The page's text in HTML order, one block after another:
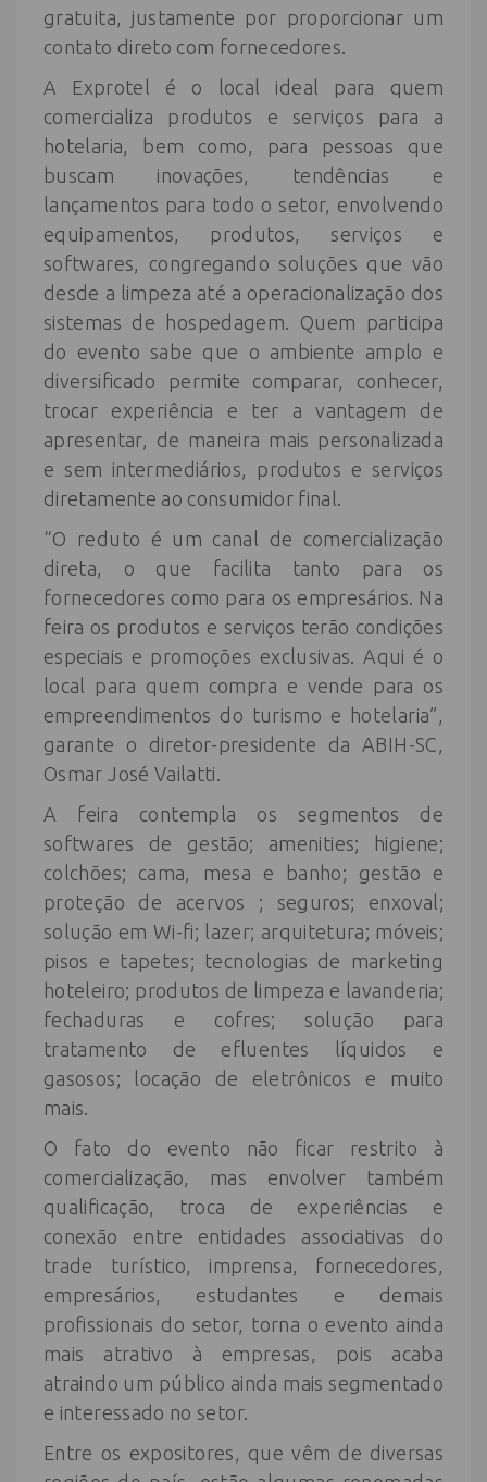
gratuita, justamente por proporcionar um
contato direto com fornecedores.
A Exprotel é o local ideal para quem
comercializa produtos e serviços para a
hotelaria, bem como, para pessoas que
buscam inovações, tendências e
lançamentos para todo o setor, envolvendo
equipamentos, produtos, serviços e
softwares, congregando soluções que vão
desde a limpeza até a operacionalização dos
sistemas de hospedagem. Quem participa
do evento sabe que o ambiente amplo e
diversificado permite comparar, conhecer,
trocar experiência e ter a vantagem de
apresentar, de maneira mais personalizada
e sem intermediários, produtos e serviços
diretamente ao consumidor final.
“O reduto é um canal de comercialização
direta, o que facilita tanto para os
fornecedores como para os empresários. Na
feira os produtos e serviços terão condições
especiais e promoções exclusivas. Aqui é o
local para quem compra e vende para os
empreendimentos do turismo e hotelaria”,
garante o diretor-presidente da ABIH-SC,
Osmar José Vailatti.
A feira contempla os segmentos de
softwares de gestão; amenities; higiene;
colchões; cama, mesa e banho; gestão e
proteção de acervos ; seguros; enxoval;
solução em Wi-fi; lazer; arquitetura; móveis;
pisos e tapetes; tecnologias de marketing
hoteleiro; produtos de limpeza e lavanderia;
fechaduras e cofres; solução para
tratamento de efluentes líquidos e
gasosos; locação de eletrônicos e muito
mais.
O fato do evento não ficar restrito à
comercialização, mas envolver também
qualificação, troca de experiências e
conexão entre entidades associativas do
trade turístico, imprensa, fornecedores,
empresários, estudantes e demais
profissionais do setor, torna o evento ainda
mais atrativo à empresas, pois acaba
atraindo um público ainda mais segmentado
e interessado no setor.
Entre os expositores, que vêm de diversas